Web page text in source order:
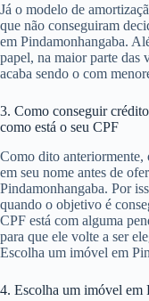
Já o modelo de
que não conseguiram
em Pindamonhangaba.
papel, na maior parte das
acaba sendo o com
3. Como conseguir
como está o seu CPF
Como dito anteriormente,
em seu nome antes de
Pindamonhangaba. Por
quando o objetivo é
CPF está com alguma
para que ele volte a ser
Escolha um imóvel em
4. Escolha um imóvel em